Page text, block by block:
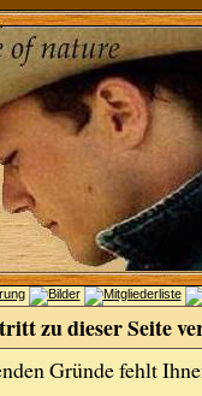
zu dieser Seite
Gründe fehlt